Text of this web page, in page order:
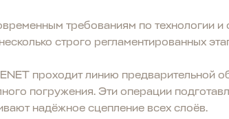
требованиям по технологии
строго регламентированных
проходит линию предварительной
погружения. Эти операции
надёжное сцепление всех слоёв.